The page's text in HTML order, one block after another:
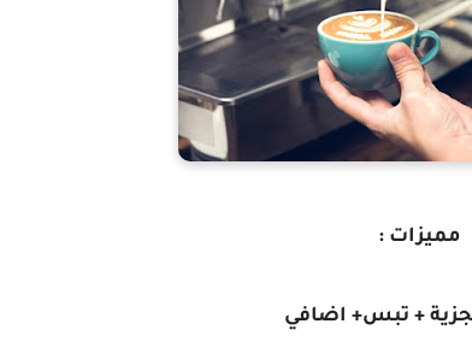
مميزات :
+ تبس+ اضافي